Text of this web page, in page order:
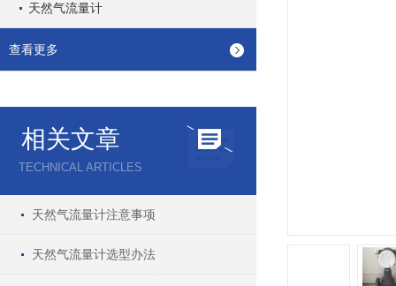
天然气流量计
查看更多
相关文章
TECHNICAL ARTICLES
天然气流量计注意事项
天然气流量计选型办法